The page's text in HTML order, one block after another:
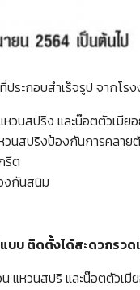
ระกอบสำเร็จรูป จากโร
วนสปริง และน๊อตตัวเมีย
นสปริงป้องกันการคลาย
รีต
งกันสนิม
บ ติดตั้งได้สะดวกรวด
แหวนสปริ และน๊อตตัวเมี